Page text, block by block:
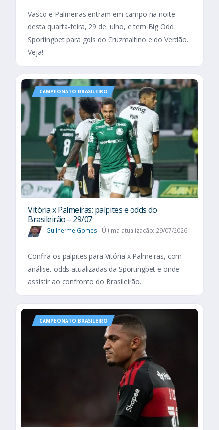
Vasco e Palmeiras entram em campo na noite
desta quarta-feira, 29 de julho, e tem Big Odd
Sportingbet para gols do Cruzmaltino e do Verdão.
Veja!
CAMPEONATO BRASILEIRO
Vitória x Palmeiras: palpites e odds do
Brasileirão – 29/07
Guilherme Gomes Última atualização: 29/07/2026
Confira os palpites para Vitória x Palmeiras, com
análise, odds atualizadas da Sportingbet e onde
assistir ao confronto do Brasileirão.
CAMPEONATO BRASILEIRO